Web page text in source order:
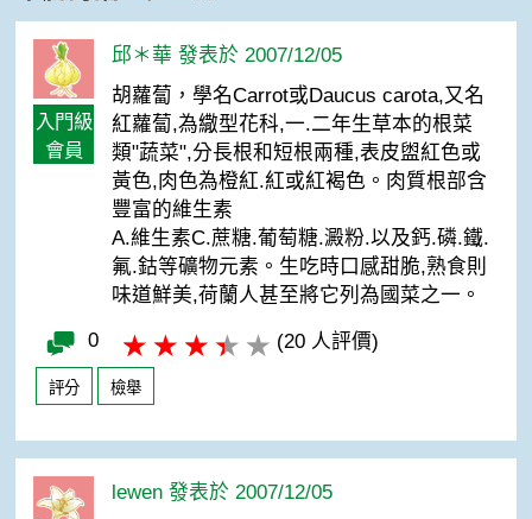
入門級
會員
邱＊華 發表於 2007/12/05
胡蘿蔔，學名Carrot或Daucus carota,又名
紅蘿蔔,為繖型花科,一.二年生草本的根菜
類"蔬菜",分長根和短根兩種,表皮盥紅色或
黃色,肉色為橙紅.紅或紅褐色。肉質根部含
豐富的維生素
A.維生素C.蔗糖.葡萄糖.澱粉.以及鈣.磷.鐵.
氟.鈷等礦物元素。生吃時口感甜脆,熟食則
味道鮮美,荷蘭人甚至將它列為國菜之一。
0 (20 人評價)
評分 檢舉
lewen 發表於 2007/12/05